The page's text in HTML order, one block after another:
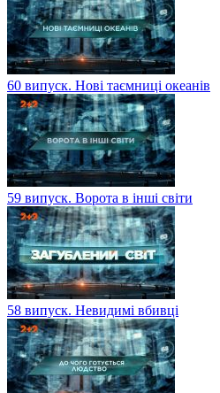
60 випуск. Нові таємниці океанів
59 випуск. Ворота в інші світи
58 випуск. Невидимі вбивці